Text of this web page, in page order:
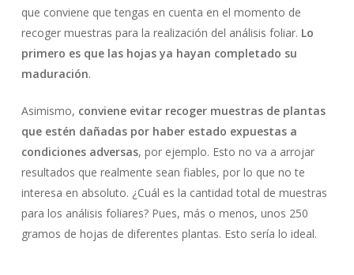
que conviene que tengas en cuenta en el momento de
recoger muestras para la realización del análisis foliar. Lo
primero es que las hojas ya hayan completado su
maduración.
Asimismo, conviene evitar recoger muestras de plantas
que estén dañadas por haber estado expuestas a
condiciones adversas, por ejemplo. Esto no va a arrojar
resultados que realmente sean fiables, por lo que no te
interesa en absoluto. ¿Cuál es la cantidad total de muestras
para los análisis foliares? Pues, más o menos, unos 250
gramos de hojas de diferentes plantas. Esto sería lo ideal.